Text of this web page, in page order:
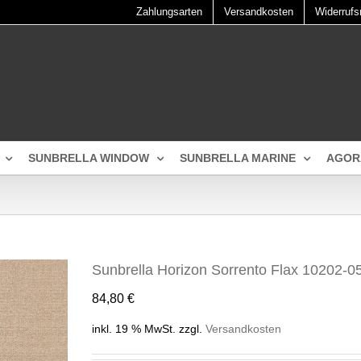
Zahlungsarten Versandkosten
SUNBRELLA WINDOW SUNBRELLA MARINE
Sunbrella Horizon Sorrento Flax 10202-
84,80 €
inkl. 19 % MwSt. zzgl. Versandkosten